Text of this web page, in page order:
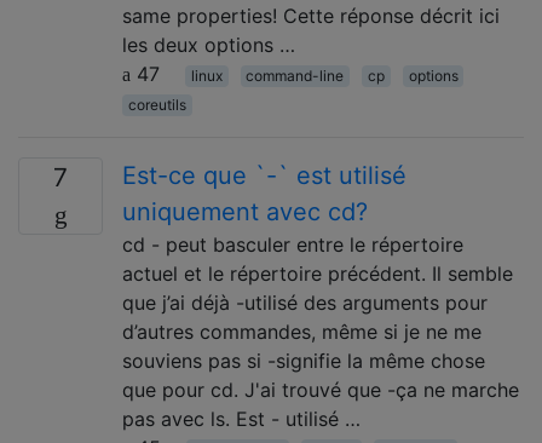
same properties! Cette réponse décrit ici
les deux options …
47
linux command-line cp
options
coreutils
7
Est-ce que `-` est utilisé
uniquement avec cd?
cd - peut basculer entre le répertoire
actuel et le répertoire précédent. Il semble
que j’ai déjà -utilisé des arguments pour
d’autres commandes, même si je ne me
souviens pas si -signifie la même chose
que pour cd. J'ai trouvé que -ça ne marche
pas avec ls. Est - utilisé …